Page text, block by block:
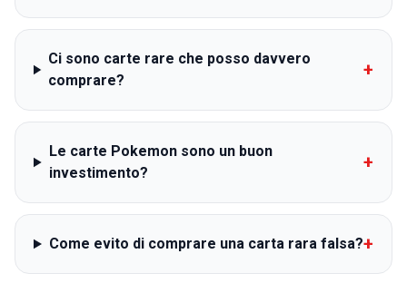
Ci sono carte rare che posso davvero
comprare?
+
Le carte Pokemon sono un buon
investimento?
+
Come evito di comprare una carta rara falsa?+